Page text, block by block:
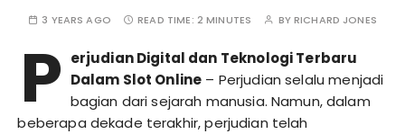
3 YEARS AGO READ TIME: 2 MINUTES BYRICHARD JONES
P erjudian Digital dan Teknologi Terbaru
Dalam Slot Online – Perjudian selalu menjadi
bagian dari sejarah manusia. Namun, dalam
beberapa dekade terakhir, perjudian telah